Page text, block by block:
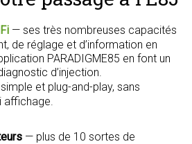
— ses très nombreuses capacités
de réglage et d’information en
PARADIGME85 en font un
d’injection.
et plug-and-play, sans
affichage.
— plus de 10 sortes de